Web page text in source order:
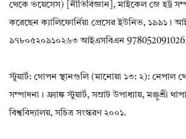
থেকে ভয়েসেস) [নীতিবিজ্ঞান], মাইকেল জে হট্ট
করেছেন ক্যালিফোর্নিয়া প্রেসের ইউনিভ, ১৯৯১।
৯৭৮০৫২০৯১০২৬৩ আইএসবিএন
স্টুয়ার্ট: গোপন স্থানগুলি (মানোয়া ১৩: ২): নেপাল
সম্পাদনা। ফ্র্যাঙ্ক স্টুয়ার্ট, সম্রাট উপাধ্যায়, মঞ্জুশ্রী
বিশ্ববিদ্যালয়, সচিত্র সংস্করণ ২০০১.